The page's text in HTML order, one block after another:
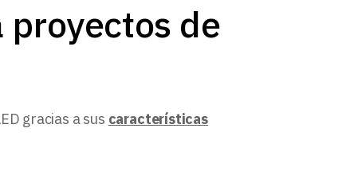
proyectos de
gracias a sus características